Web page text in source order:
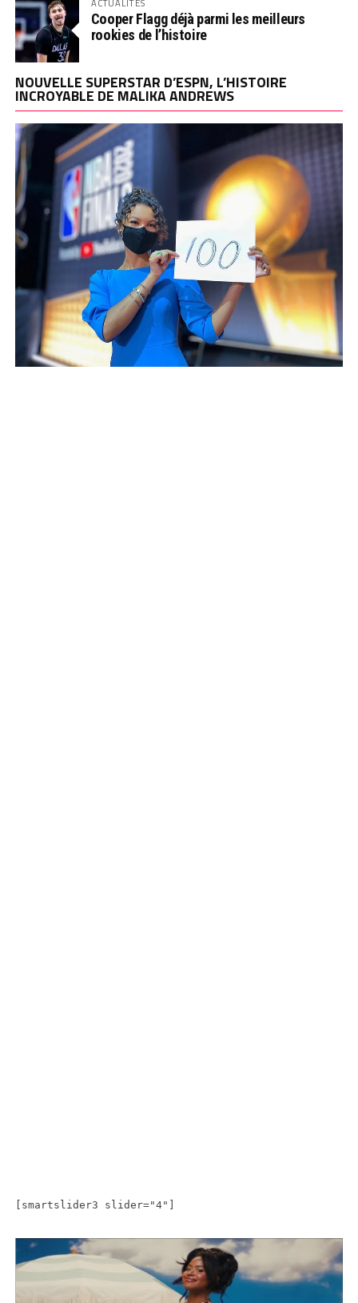
Cooper Flagg déjà parmi les meilleurs
rookies de l’histoire
NOUVELLE SUPERSTAR D’ESPN, L’HISTOIRE
INCROYABLE DE MALIKA ANDREWS
[smartslider3 slider="4"]